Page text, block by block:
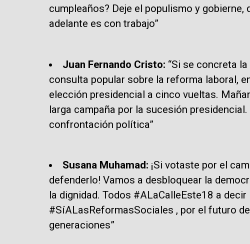
cumpleaños? Deje el populismo y gobierne,
adelante es con trabajo”
Juan Fernando Cristo: “Si se concreta
consulta popular sobre la reforma laboral,
elección presidencial a cinco vueltas.
larga campaña por la sucesión
confrontación política”
Susana Muhamad: ¡Si votaste por el
defenderlo! Vamos a desbloquear la
la dignidad. Todos #ALaCalleEste18 a decir
#SíALasReformasSociales , por el futuro
generaciones”